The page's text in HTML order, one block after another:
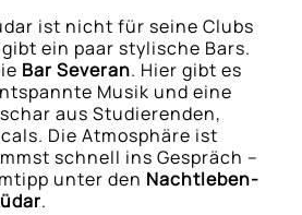
ist nicht für seine Clubs
ein paar stylische Bars.
Bar Severan. Hier gibt es
Musik und eine
aus Studierenden,
Die Atmosphäre ist
schnell ins Gespräch –
unter den Nachtleben-
.